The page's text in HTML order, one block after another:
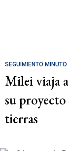
SEGUIMIENTO
Milei viaja
su
tierras